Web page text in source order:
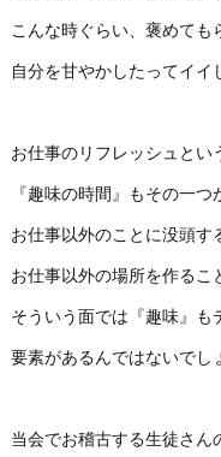
こんな時ぐらい、褒めても
自分を甘やかしたってイイ
お仕事のリフレッシュとい
『趣味の時間』もその一つ
お仕事以外のことに没頭す
お仕事以外の場所を作るこ
そういう面では『趣味』も
要素があるんではないで
当会でお稽古する生徒さん